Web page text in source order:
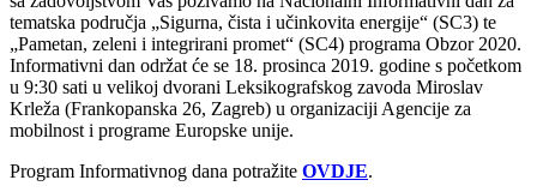
tematska područja „Sigurna, čista i učinkovita energije“ (SC3) te
„Pametan, zeleni i integrirani promet“ (SC4) programa Obzor 2020.
Informativni dan održat će se 18. prosinca 2019. godine s početkom
u 9:30 sati u velikoj dvorani Leksikografskog zavoda Miroslav
Krleža (Frankopanska 26, Zagreb) u organizaciji Agencije za
mobilnost i programe Europske unije.
Program Informativnog dana potražite OVDJE.